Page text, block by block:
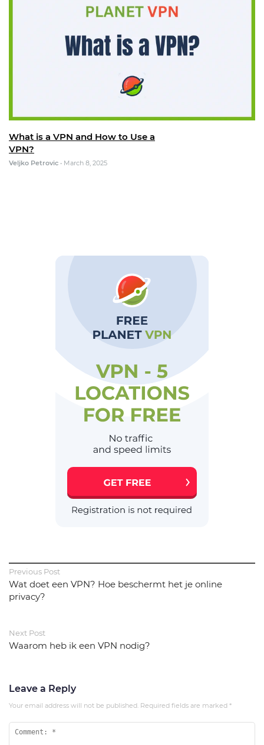
What is a VPN and How to Use a
VPN?
Veljko Petrovic • March 8, 2025
Previous Post
Wat doet een VPN? Hoe beschermt het je online
privacy?
Next Post
Waarom heb ik een VPN nodig?
Leave a Reply
Your email address will not be published. Required fields are marked *